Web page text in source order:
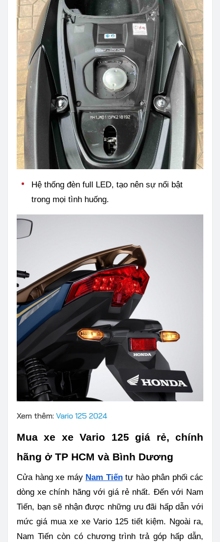
Hệ thống đèn full LED, tạo nên sự nổi bật
trong mọi tình huống.
Xem thêm: Vario 125 2024
Mua xe xe Vario 125 giá rẻ, chính
hãng ở TP HCM và Bình Dương
Cửa hàng xe máy Nam Tiếntự hào phân phối các
dòng xe chính hãng với giá rẻ nhất. Đến với Nam
Tiến, bạn sẽ nhận được những ưu đãi hấp dẫn với
mức giá mua xe xe Vario 125 tiết kiệm. Ngoài ra,
Nam Tiến còn có chương trình trả góp hấp dẫn,